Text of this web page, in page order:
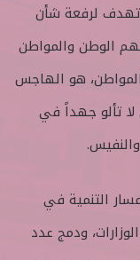
تهدف لرفعة شأن
الوطن والمواطن
المواطن، هو الهاجس
لا تألو جهداً في
التنمية في
ودمج عدد